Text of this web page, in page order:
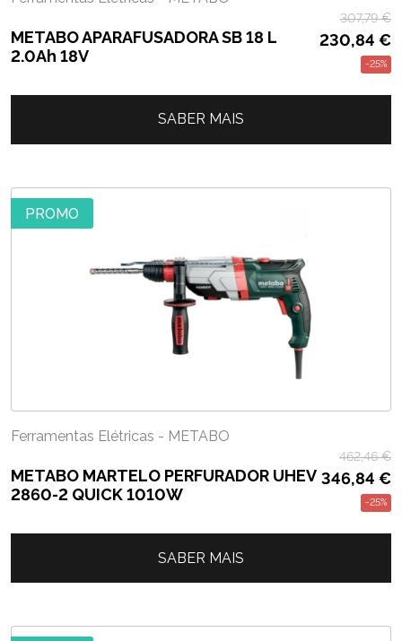
METABO APARAFUSADORA SB 18 L
2.0Ah 18V
307,79€
230,84 €
-25%
SABER MAIS
PROMO
Ferramentas Elétricas - METABO
METABO MARTELO PERFURADOR UHEV
2860-2 QUICK 1010W
462,46€
346,84 €
-25%
SABER MAIS